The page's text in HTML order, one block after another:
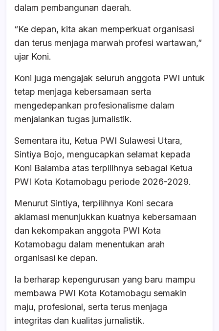
dalam pembangunan daerah.
“Ke depan, kita akan memperkuat organisasi
dan terus menjaga marwah profesi wartawan,”
ujar Koni.
Koni juga mengajak seluruh anggota PWI untuk
tetap menjaga kebersamaan serta
mengedepankan profesionalisme dalam
menjalankan tugas jurnalistik.
Sementara itu, Ketua PWI Sulawesi Utara,
Sintiya Bojo, mengucapkan selamat kepada
Koni Balamba atas terpilihnya sebagai Ketua
PWI Kota Kotamobagu periode 2026-2029.
Menurut Sintiya, terpilihnya Koni secara
aklamasi menunjukkan kuatnya kebersamaan
dan kekompakan anggota PWI Kota
Kotamobagu dalam menentukan arah
organisasi ke depan.
Ia berharap kepengurusan yang baru mampu
membawa PWI Kota Kotamobagu semakin
maju, profesional, serta terus menjaga
integritas dan kualitas jurnalistik.